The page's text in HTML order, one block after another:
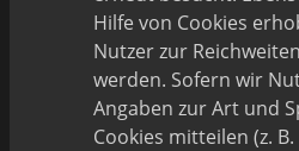
Hilfe von Cookies
Nutzer zur
werden. Sofern wir
Angaben zur Art und
Cookies mitteilen (z.